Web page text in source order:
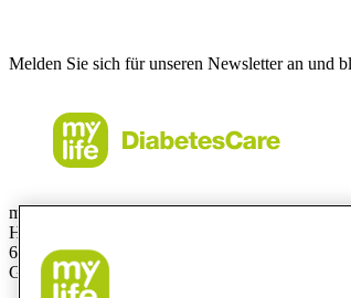
Melden Sie sich für unseren Newsletter an und
mylife Diabetes Care GmbH
Höchster Stra
65835 Liederbach
Germany